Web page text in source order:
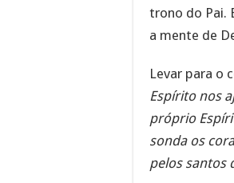
trono do Pai.
a mente de
Levar para o
Espírito nos
próprio
sonda os
pelos santos